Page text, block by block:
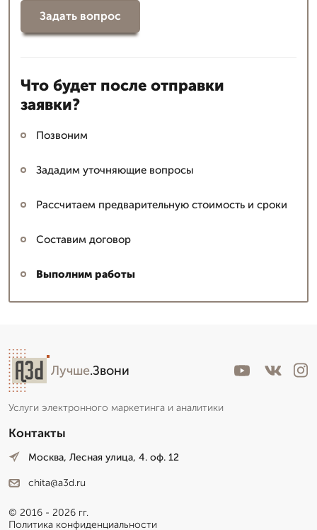
Задать вопрос
Что будет после отправки
заявки?
Позвоним
Зададим уточняющие вопросы
Рассчитаем предварительную стоимость и сроки
Составим договор
Выполним работы
Лучше.Звони
Услуги электронного маркетинга и аналитики
Контакты
Москва, Лесная улица, 4. оф. 12
chita@a3d.ru
© 2016 - 2026 гг.
Политика конфиденциальности